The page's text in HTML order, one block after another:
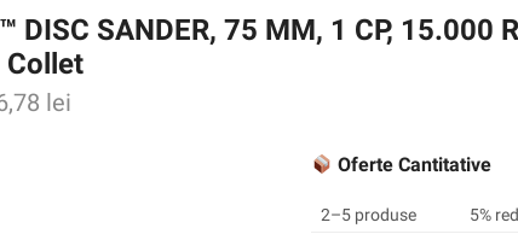
DISC SANDER, 75 MM, 1 CP, 15.000
Collet
lei
Oferte Cantitative
2–5 produse
5%